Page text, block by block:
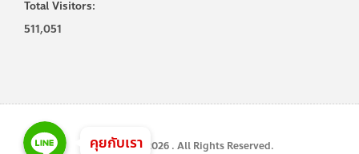
Total Visitors:
511,051
Copyright © 2026 . All Rights Reserved.
Line
Line
Line
คุยกับเรา